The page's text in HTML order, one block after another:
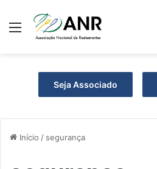
Menu
Seja Associado
Início / segurança